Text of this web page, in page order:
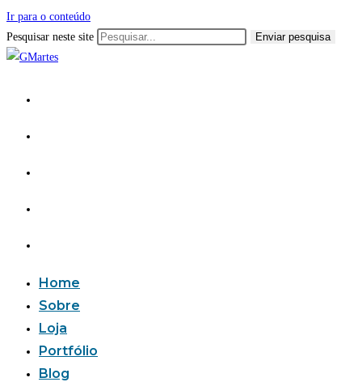
Ir para o conteúdo
Pesquisar neste site
Enviar pesquisa
Home
Sobre
Loja
Portfólio
Blog